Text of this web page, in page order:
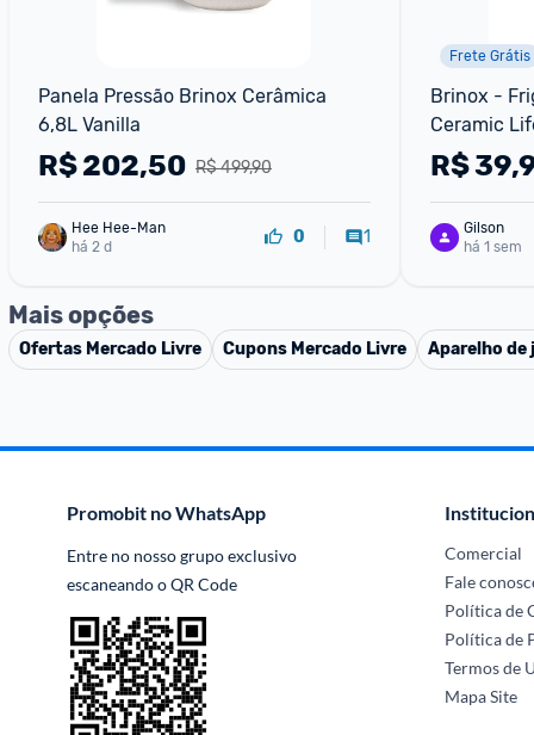
Panela Pressão Brinox Cerâmica
6,8L Vanilla
R$ 499,90
R$202,50
Hee Hee-Man
há 2 d
0 1
Frete Grátis
Brinox -
Ceramic
R$
Gilson
há 1 sem
Mais opções
Ofertas Mercado Livre Cupons Mercado Livre Aparelho de
Promobit no WhatsApp
Entre no nosso grupo exclusivo
escaneando o QR Code
Comercial
Fale
Política de
Política de
Termos de
Mapa Site